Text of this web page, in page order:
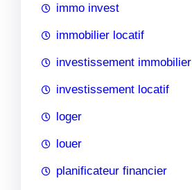
immo invest
immobilier locatif
investissement immobilier
investissement locatif
loger
louer
planificateur financier